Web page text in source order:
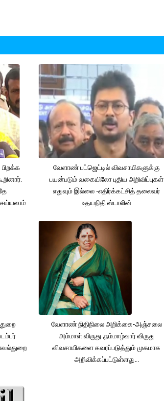
பிறக்க
வேளாண் பட்ஜெட்டில் விவசாயிகளுக்கு
பயன்படும் வகையிலோ புதிய அறிவிப்புகள்
எதுவும் இல்லை -எதிர்க்கட்சித் தலைவர்
உதயநிதி ஸ்டாலின்
வேளாண் நிதிநிலை அறிக்கை-அஞ்சலை
அம்மாள் விருது ,நம்மாழ்வார் விருது
விவசாயிகளை கவரப்படுத்தும் முகமாக
அறிவிக்கப்பட்டுள்ளது...